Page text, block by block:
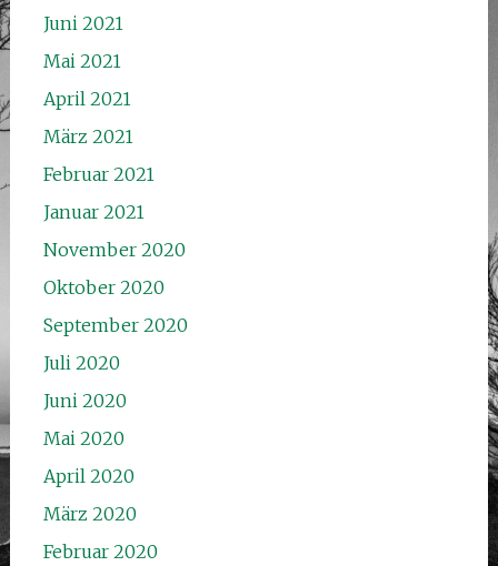
Juni 2021
Mai 2021
April 2021
März 2021
Februar 2021
Januar 2021
November 2020
Oktober 2020
September 2020
Juli 2020
Juni 2020
Mai 2020
April 2020
März 2020
Februar 2020